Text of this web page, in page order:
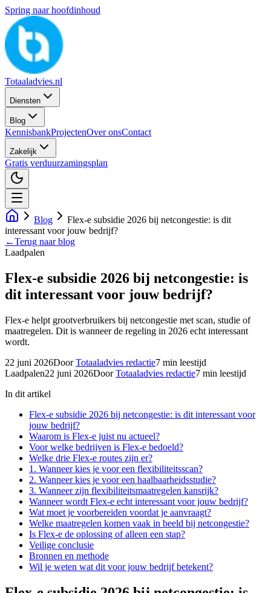
Spring naar hoofdinhoud
Totaaladvies.nl
Diensten
Blog
KennisbankProjectenOver onsContact
Zakelijk
Gratis verduurzamingsplan
Blog
Flex-e subsidie 2026 bij netcongestie: is dit
interessant voor jouw bedrijf?
←Terug naar blog
Laadpalen
Flex-e subsidie 2026 bij netcongestie: is
dit interessant voor jouw bedrijf?
Flex-e helpt grootverbruikers bij netcongestie met scan, studie of
maatregelen. Dit is wanneer de regeling in 2026 echt interessant
wordt.
22 juni 2026Door Totaaladvies redactie7 min leestijd
Laadpalen22 juni 2026Door Totaaladvies redactie7 min leestijd
In dit artikel
Flex-e subsidie 2026 bij netcongestie: is dit interessant voor
jouw bedrijf?
Waarom is Flex-e juist nu actueel?
Voor welke bedrijven is Flex-e bedoeld?
Welke drie Flex-e routes zijn er?
1. Wanneer kies je voor een flexibiliteitsscan?
2. Wanneer kies je voor een haalbaarheidsstudie?
3. Wanneer zijn flexibiliteitsmaatregelen kansrijk?
Wanneer wordt Flex-e echt interessant voor jouw bedrijf?
Wat moet je voorbereiden voordat je aanvraagt?
Welke maatregelen komen vaak in beeld bij netcongestie?
Is Flex-e de oplossing of alleen een stap?
Veilige conclusie
Bronnen en methode
Wil je weten wat dit voor jouw bedrijf betekent?